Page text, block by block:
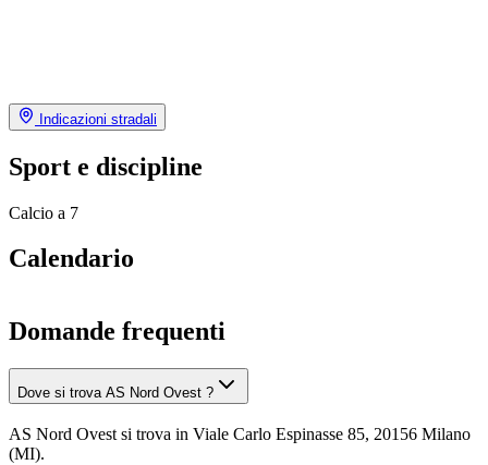
Indicazioni stradali
Sport e discipline
Calcio a 7
Calendario
Domande frequenti
Dove si trova AS Nord Ovest ?
AS Nord Ovest si trova in Viale Carlo Espinasse 85, 20156 Milano
(MI).